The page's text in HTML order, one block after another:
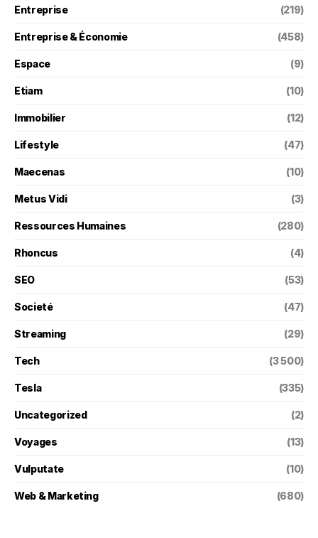
Entreprise (219)
Entreprise & Économie (458)
Espace (9)
Etiam (10)
Immobilier (12)
Lifestyle (47)
Maecenas (10)
Metus Vidi (3)
Ressources Humaines (280)
Rhoncus (4)
SEO (53)
Societé (47)
Streaming (29)
Tech (3 500)
Tesla (335)
Uncategorized (2)
Voyages (13)
Vulputate (10)
Web & Marketing (680)